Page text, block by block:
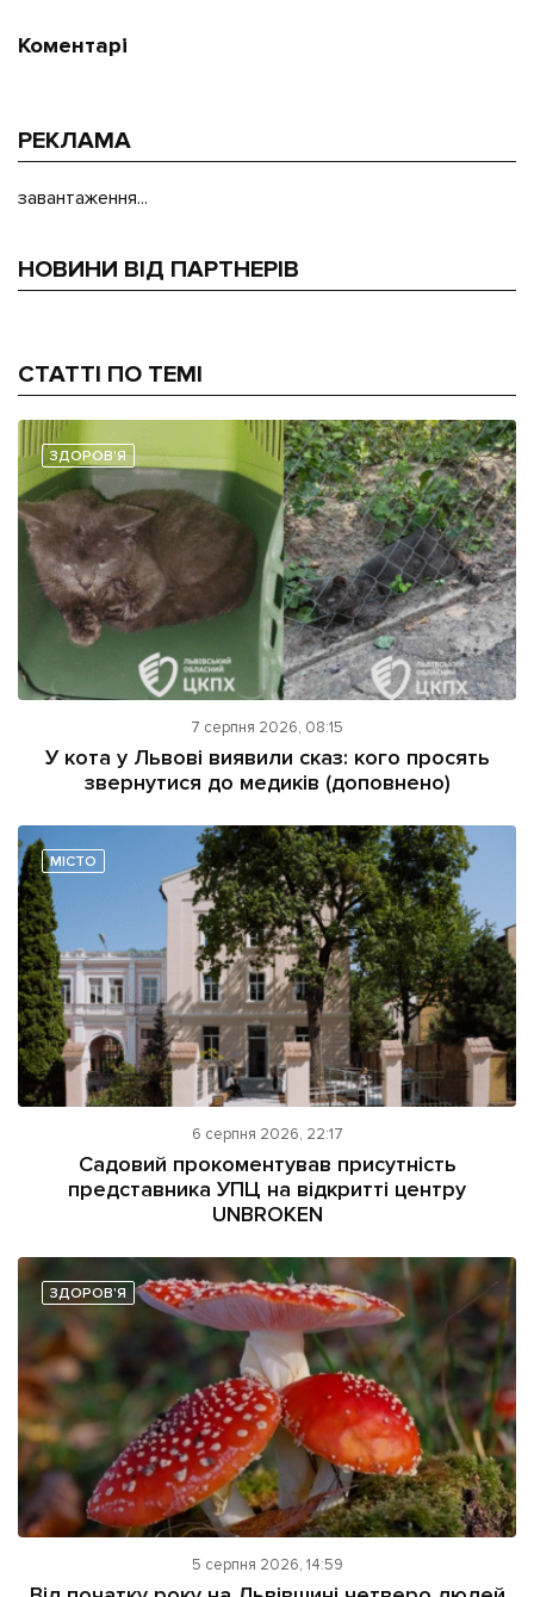
Коментарі
РЕКЛАМА
завантаження...
НОВИНИ ВІД ПАРТНЕРІВ
СТАТТІ ПО ТЕМІ
ЗДОРОВ'Я
7 серпня 2026, 08:15
У кота у Львові виявили сказ: кого просять
звернутися до медиків (доповнено)
МІСТО
6 серпня 2026, 22:17
Садовий прокоментував присутність
представника УПЦ на відкритті центру
UNBROKEN
ЗДОРОВ'Я
5 серпня 2026, 14:59